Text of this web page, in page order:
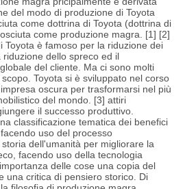
del modo di produzione di Toyota
come dottrina di Toyota (dottrina di
come produzione magra. [1] [2]
Toyota è famoso per la riduzione dei
dello spreco ed il
del cliente. Ma ci sono molti
Toyota si è sviluppato nel corso
oscura per trasformarsi nel più
del mondo. [3] attiri
il successo produttivo.
classificazione tematica dei benefici
uso del processo
dell'umanità per migliorare la
facendo uso della tecnologia
delle cose una copia del
una critica di pensiero storico. Di